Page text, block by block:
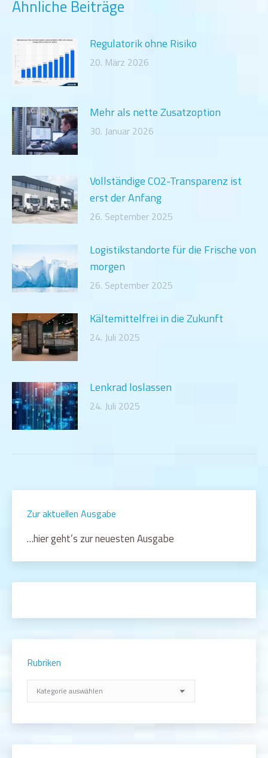
Ähnliche Beiträge
Regulatorik ohne Risiko
20. März 2026
Mehr als nette Zusatzoption
30. Januar 2026
Vollständige CO2-Transparenz ist
erst der Anfang
26. September 2025
Logistikstandorte für die Frische von
morgen
26. September 2025
Kältemittelfrei in die Zukunft
24. Juli 2025
Lenkrad loslassen
24. Juli 2025
Zur aktuellen Ausgabe
…hier geht’s zur neuesten Ausgabe
Rubriken
Rubriken